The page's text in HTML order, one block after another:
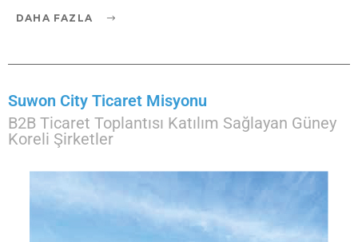
DAHA FAZLA
Suwon City Ticaret Misyonu
B2B Ticaret Toplantısı Katılım Sağlayan Güney
Koreli Şirketler